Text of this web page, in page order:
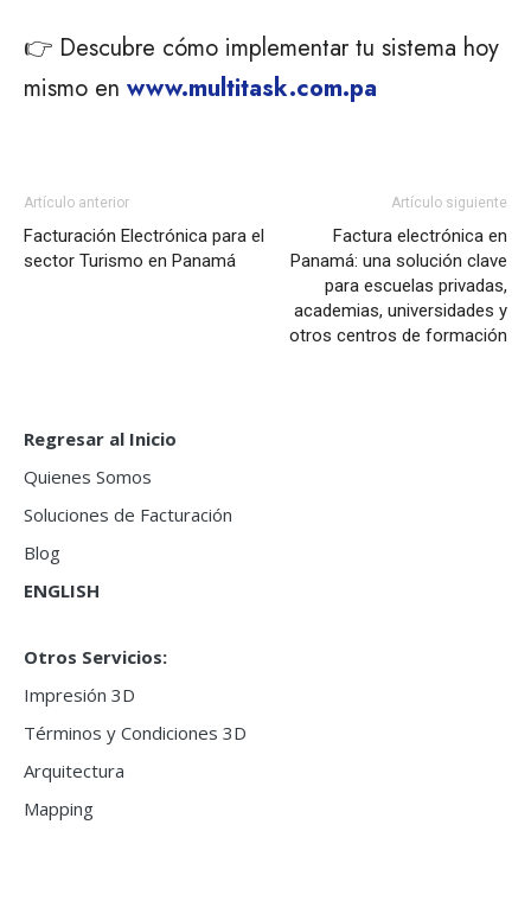
👉 Descubre cómo implementar tu sistema hoy
mismo en www.multitask.com.pa
Artículo anterior
Facturación Electrónica para el
sector Turismo en Panamá
Artículo siguiente
Factura electrónica en
Panamá: una solución clave
para escuelas privadas,
academias, universidades y
otros centros de formación
Regresar al Inicio
Quienes Somos
Soluciones de Facturación
Blog
ENGLISH
Otros Servicios:
Impresión 3D
Términos y Condiciones 3D
Arquitectura
Mapping